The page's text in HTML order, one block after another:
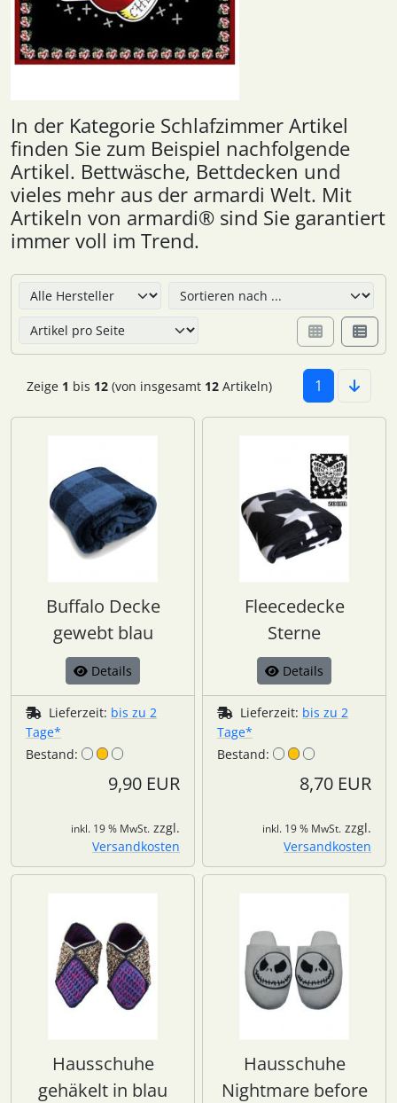
In der Kategorie Schlafzimmer Artikel
finden Sie zum Beispiel nachfolgende
Artikel. Bettwäsche, Bettdecken und
vieles mehr aus der armardi Welt. Mit
Artikeln von armardi® sind Sie garantiert
immer voll im Trend.
Zeige 1 bis 12(von insgesamt 12Artikeln) 1
Buffalo Decke
gewebt blau
Details
Lieferzeit: bis zu 2
Tage*
Bestand:
9,90 EUR
inkl. 19 % MwSt. zzgl.
Versandkosten
Fleecedecke
Sterne
Details
Lieferzeit: bis zu 2
Tage*
Bestand:
8,70 EUR
inkl. 19 % MwSt. zzgl.
Versandkosten
Hausschuhe
gehäkelt in blau
Hausschuhe
Nightmare before